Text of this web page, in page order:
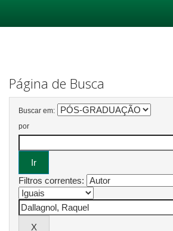
Página de Busca
Buscar em:
por
Filtros correntes: